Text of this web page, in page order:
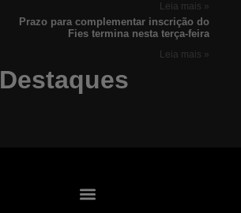
Destaques
Leia mais »
Prazo para complementar inscrição do
Fies termina nesta terça-feira
Leia mais »